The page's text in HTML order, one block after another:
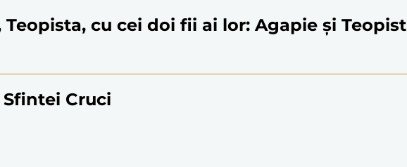
Teopista, cu cei doi fii ai lor: Agapie și Teopist
Cruci